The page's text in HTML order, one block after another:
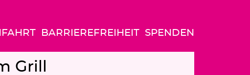
BARRIEREFREIHEIT SPENDEN
Grill